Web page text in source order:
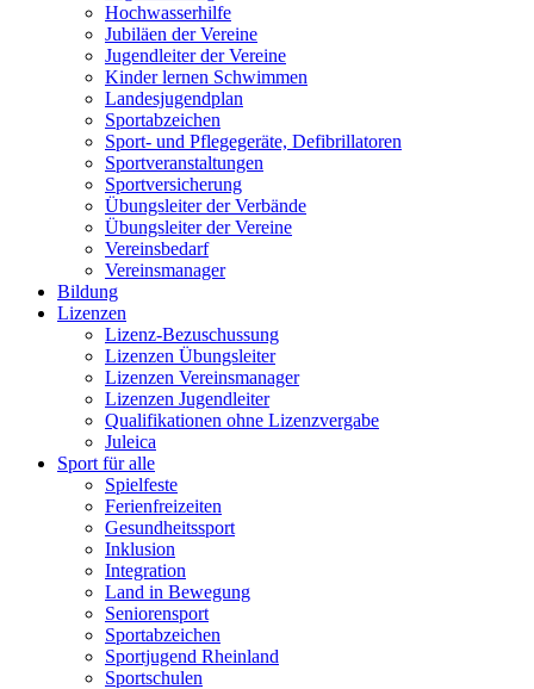
Hochwasserhilfe
Jubiläen der Vereine
Jugendleiter der Vereine
Kinder lernen Schwimmen
Landesjugendplan
Sportabzeichen
Sport- und Pflegegeräte, Defibrillatoren
Sportveranstaltungen
Sportversicherung
Übungsleiter der Verbände
Übungsleiter der Vereine
Vereinsbedarf
Vereinsmanager
Bildung
Lizenzen
Lizenz-Bezuschussung
Lizenzen Übungsleiter
Lizenzen Vereinsmanager
Lizenzen Jugendleiter
Qualifikationen ohne Lizenzvergabe
Juleica
Sport für alle
Spielfeste
Ferienfreizeiten
Gesundheitssport
Inklusion
Integration
Land in Bewegung
Seniorensport
Sportabzeichen
Sportjugend Rheinland
Sportschulen